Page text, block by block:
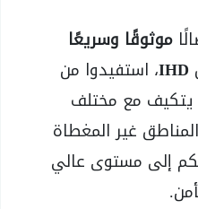
موثوقًا وسريعًا
IHD، استفيدوا من
يتكيف مع مختلف
غير المغطاة
إلى مستوى عالي